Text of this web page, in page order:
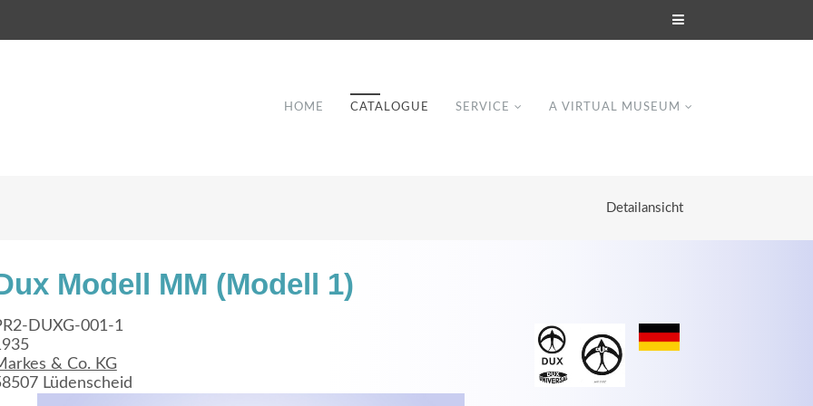
HOME CATALOGUE SERVICE A VIRTUAL MUSEUM
Detailansicht
Modell MM (Modell 1)
DUXG-001-1
& Co. KG
Lüdenscheid
adipiscing elit. Aenean commodo ligula eget
dolor.
Lorem ipsum dolor sit amet, consectetuer
adipiscing elit. Aenean commodo ligula eget